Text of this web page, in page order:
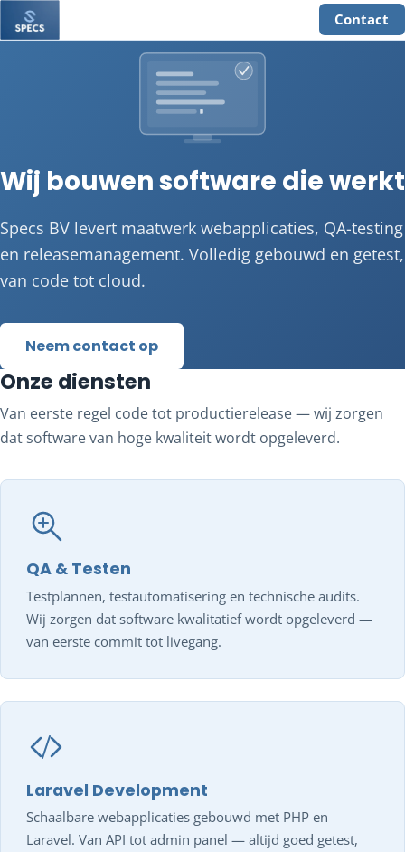
Contact
Wij bouwen software die werkt
Specs BV levert maatwerk webapplicaties, QA-testing
en releasemanagement. Volledig gebouwd en getest,
van code tot cloud.
Neem contact op
Onze diensten
Van eerste regel code tot productierelease — wij zorgen
dat software van hoge kwaliteit wordt opgeleverd.
QA & Testen
Testplannen, testautomatisering en technische audits.
Wij zorgen dat software kwalitatief wordt opgeleverd —
van eerste commit tot livegang.
Laravel Development
Schaalbare webapplicaties gebouwd met PHP en
Laravel. Van API tot admin panel — altijd goed getest,